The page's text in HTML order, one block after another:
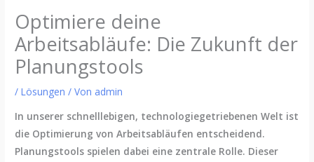
Optimiere deine
Arbeitsabläufe: Die Zukunft der
Planungstools
/Lösungen / Von admin
In unserer schnelllebigen, technologiegetriebenen Welt ist
die Optimierung von Arbeitsabläufen entscheidend.
Planungstools spielen dabei eine zentrale Rolle. Dieser